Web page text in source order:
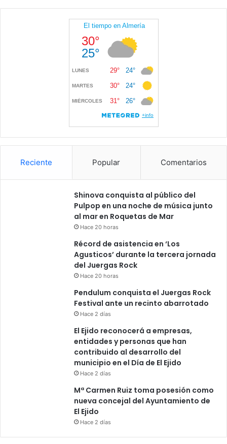
Reciente Popular Comentarios
Shinova conquista al público del
Pulpop en una noche de música junto
al mar en Roquetas de Mar
Hace 20 horas
Récord de asistencia en ‘Los
Agusticos’ durante la tercera jornada
del Juergas Rock
Hace 20 horas
Pendulum conquista el Juergas Rock
Festival ante un recinto abarrotado
Hace 2 días
El Ejido reconocerá a empresas,
entidades y personas que han
contribuido al desarrollo del
municipio en el Día de El Ejido
Hace 2 días
Mª Carmen Ruiz toma posesión como
nueva concejal del Ayuntamiento de
El Ejido
Hace 2 días